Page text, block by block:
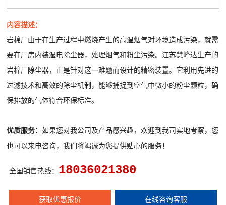
内容描述：
岩棉厂由于在生产过程中燃烧产生的高温烟气对环境造成污染，就需
要在厂房内装湿电除尘器，处理烟气和粉尘污染。江苏慧峰达生产的
岩棉厂除尘器，正是针对这一难题而设计的精密装置。它利用先进的
过滤技术和高效的除尘机制，能够捕捉到空气中微小的粉尘颗粒，确
保排放的气体符合环保标准。
优质服务：如果您对我公司及产品感兴趣，欢迎到我司实地考察，您
也可以来电咨询，我们将竭诚为您提供贴心的服务！
全国销售热线： 18036021380
获取优惠报价 在线咨询客服